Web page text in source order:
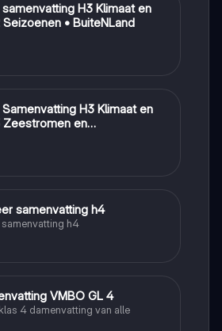
H3 Klimaat en
• BuiteNLand
H3 Klimaat en
Zeestromen en
• BuiteNLand
samenvatting h4
h4
VMBO GL 4
4 damenvatting van alle